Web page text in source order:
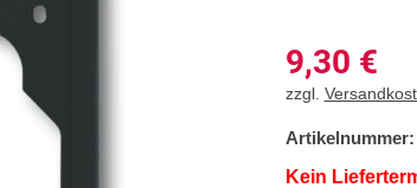
9,30 €
zzgl.
Artikelnummer:
Kein